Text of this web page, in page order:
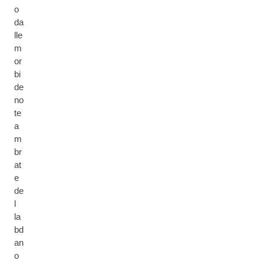
o
da
lle
m
or
bi
de
no
te
a
m
br
at
e
de
l
la
bd
an
o